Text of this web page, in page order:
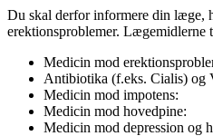
Du skal derfor informere din læge,
erektionsproblemer. Lægemidlerne
Medicin mod
Antibiotika (f.eks. Cialis) og
Medicin mod impotens:
Medicin mod hovedpine:
Medicin mod depression og